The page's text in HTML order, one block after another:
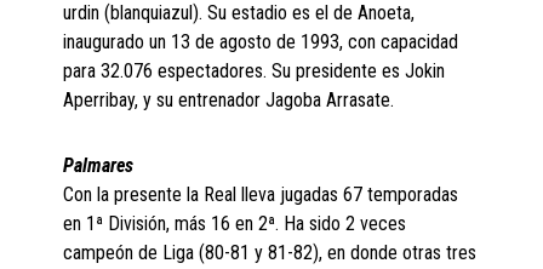
urdin (blanquiazul). Su estadio es el de Anoeta,
inaugurado un 13 de agosto de 1993, con capacidad
para 32.076 espectadores. Su presidente es Jokin
Aperribay, y su entrenador Jagoba Arrasate.
Palmares
Con la presente la Real lleva jugadas 67 temporadas
en 1ª División, más 16 en 2ª. Ha sido 2 veces
campeón de Liga (80-81 y 81-82), en donde otras tres